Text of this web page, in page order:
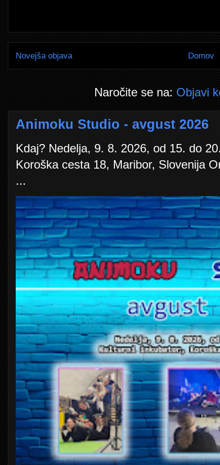
Novejša objava Domov
Naročite se na:Objavi
Animoku Studio - avgust 2026
Kdaj? Nedelja, 9. 8. 2026, od 15. do
Koroška cesta 18, Maribor, Slovenija
...